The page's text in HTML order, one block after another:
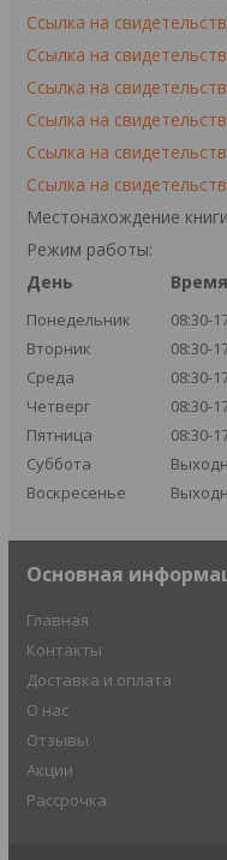
Ссылка на
Ссылка на
Ссылка на
Ссылка на
Ссылка на
Ссылка на
Местонахождение
Режим работы:
День
Понедельник
08:30-
Вторник
08:30-
Среда
08:30-
Четверг
08:30-
Пятница
08:30-
Суббота
Воскресенье
Основная
Главная
Контакты
Доставка и оплата
О нас
Отзывы
Акции
Рассрочка